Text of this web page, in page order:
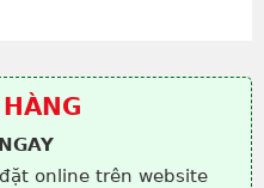
online trên website